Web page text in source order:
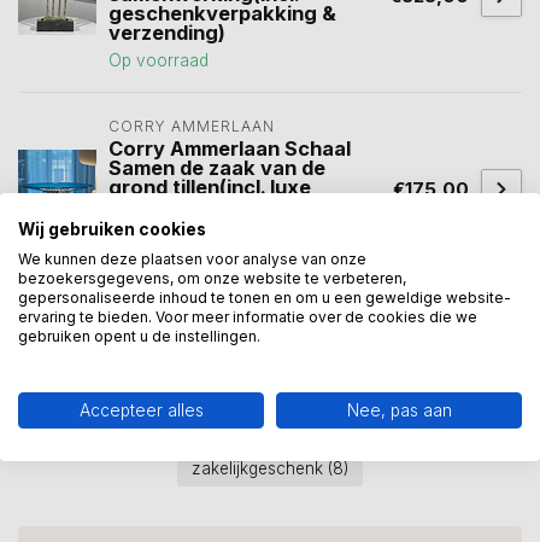
geschenkverpakking &
verzending)
Op voorraad
CORRY AMMERLAAN
Corry Ammerlaan Schaal
Samen de zaak van de
grond tillen(incl. luxe
verzending)
Op voorraad
€175,00
bedanken(6) Beeld Elkaar de hand geven
relatiegeschenk(40) samenwerken(36)
zakelijkgeschenk (8)
Wij gebruiken cookies
We kunnen deze plaatsen voor analyse van onze
bezoekersgegevens, om onze website te verbeteren,
gepersonaliseerde inhoud te tonen en om u een geweldige website-
ervaring te bieden. Voor meer informatie over de cookies die we
gebruiken opent u de instellingen.
Accepteer alles Nee, pas aan